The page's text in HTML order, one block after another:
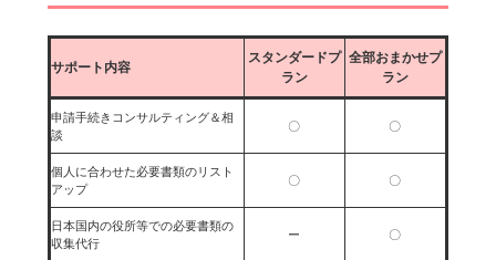
サポート内容
スタンダードプ
ラン
全部おまかせプ
ラン
申請手続きコンサルティング＆相
談
〇 〇
個人に合わせた必要書類のリスト
アップ
〇 〇
日本国内の役所等での必要書類の
収集代行
ー 〇